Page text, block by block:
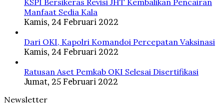
KSPI Bersikeras Revisi JHT Kembalikan Pencairan
Manfaat Sedia Kala
Kamis, 24 Februari 2022
Dari OKI, Kapolri Komandoi Percepatan Vaksinasi
Kamis, 24 Februari 2022
Ratusan Aset Pemkab OKI Selesai Disertifikasi
Jumat, 25 Februari 2022
Newsletter